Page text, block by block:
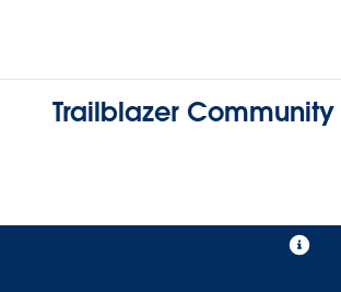
Trailblazer Community